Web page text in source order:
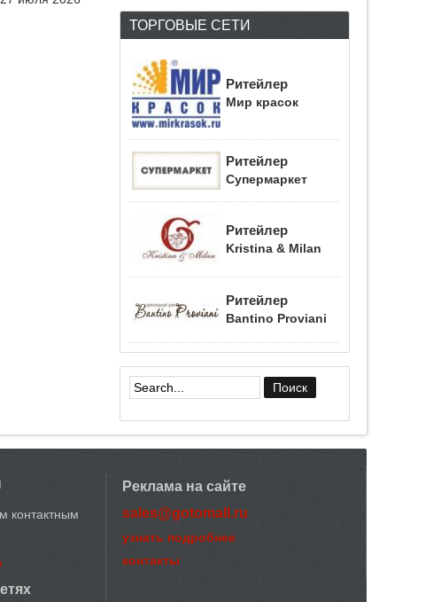
ТОРГОВЫЕ СЕТИ
Ритейлер
Мир красок
Ритейлер
Супермаркет
Ритейлер
Kristina & Milan
Ритейлер
Bantino Proviani
Форма поиска
контактным
Реклама на сайте
sales@gotomall.ru
узнать подробнее
контакты